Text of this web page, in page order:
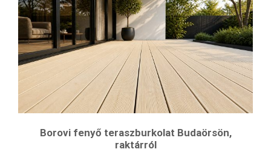
Borovi fenyő teraszburkolat Budaörsön,
raktárról